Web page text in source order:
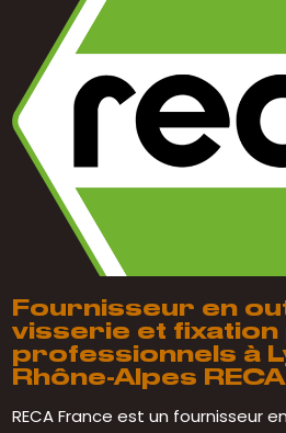
Fournisseur en
visserie et fixation
professionnels à
Rhône-Alpes
RECA France est un fournisseur